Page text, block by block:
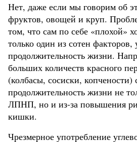
Нет, даже если мы говорим об
фруктов, овощей и круп.
том, что сам по себе «плохой»
только один из сотен
продолжительность жизни.
больших количеств красного
(колбасы, сосиски, копчености)
продолжительность жизни не
ЛПНП, но и из-за повышения
кишки.
Чрезмерное употребление